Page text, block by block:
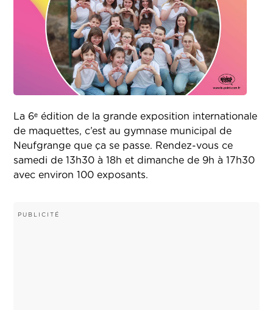
La 6ᵉ édition de la grande exposition internationale
de maquettes, c’est au gymnase municipal de
Neufgrange que ça se passe. Rendez-vous ce
samedi de 13h30 à 18h et dimanche de 9h à 17h30
avec environ 100 exposants.